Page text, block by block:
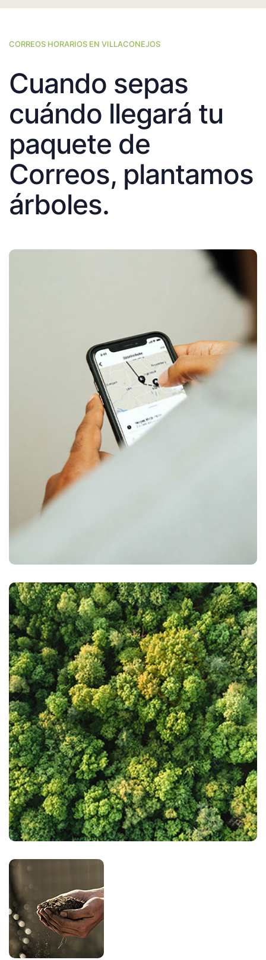
CORREOS HORARIOS EN VILLACONEJOS
Cuando sepas
cuándo llegará tu
paquete de
Correos, plantamos
árboles.